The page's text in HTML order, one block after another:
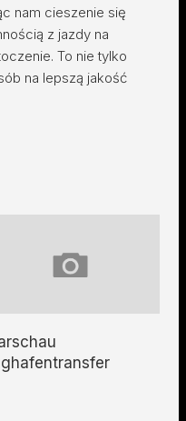
nam cieszenie się
z jazdy na
To nie tylko
na lepszą jakość